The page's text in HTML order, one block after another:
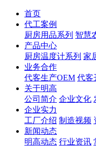
首页
代工案例
厨房用品系列 智慧
产品中心
厨房温度计系列 家
业务合作
代客生产OEM 代客
关于明高
公司简介 企业文化
企业实力
工厂介绍 制造视频
新闻动态
明高动态 行业资讯